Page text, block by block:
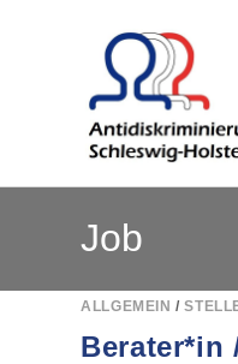
Job
ALLGEMEIN /
Berater*in